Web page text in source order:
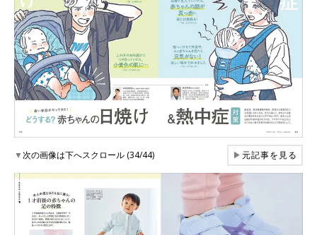
▼次の画像は下へスクロール (34/44) ▶元記事を見る